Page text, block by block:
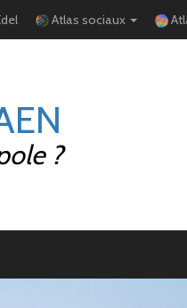
Atlas sociaux
?